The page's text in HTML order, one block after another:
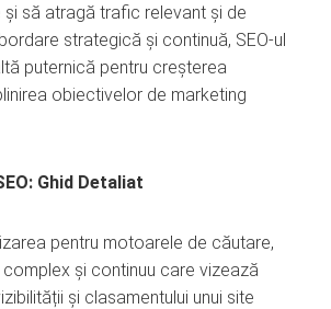
și să atragă trafic relevant și de
strategică și continuă, SEO-ul
puternică pentru creșterea
obiectivelor de marketing
Ghid Detaliat
pentru motoarele de căutare,
și continuu care vizează
și clasamentului unui site